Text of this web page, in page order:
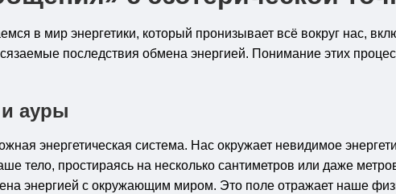
в мир энергетики, который пронизывает всё вокруг нас,
последствия обмена энергией. Понимание этих
и ауры
энергетическая система. Нас окружает невидимое
тело, простираясь на несколько сантиметров или даже
энергией с окружающим миром. Это поле отражает наше